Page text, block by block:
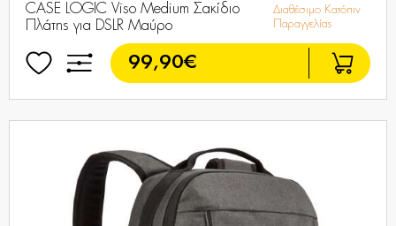
CASE LOGIC Viso Medium Σακίδιο
Πλάτης για DSLR Μαύρο
Διαθέσιμο Κατόπιν
Παραγγελίας
99,90€